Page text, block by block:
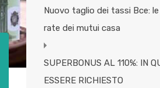
Nuovo taglio dei tassi Bce:
rate dei mutui casa
SUPERBONUS AL 110%: IN
ESSERE RICHIESTO